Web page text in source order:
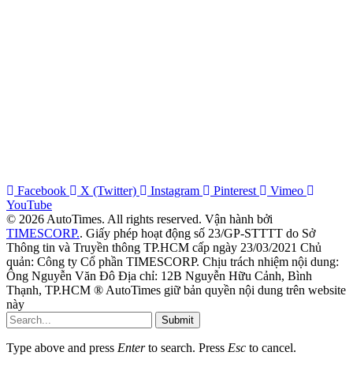
Facebook X (Twitter) Instagram Pinterest
Vimeo
YouTube
© 2026 AutoTimes. All rights reserved. Vận hành bởi
TIMESCORP.. Giấy phép hoạt động số 23/GP-STTTT do Sở
Thông tin và Truyền thông TP.HCM cấp ngày 23/03/2021 Chủ
quản: Công ty Cổ phần TIMESCORP. Chịu trách nhiệm nội dung:
Ông Nguyễn Văn Đô Địa chỉ: 12B Nguyễn Hữu Cảnh, Bình
Thạnh, TP.HCM ® AutoTimes giữ bản quyền nội dung trên website
này
Submit
Type above and press Enterto search. Press Esc to cancel.